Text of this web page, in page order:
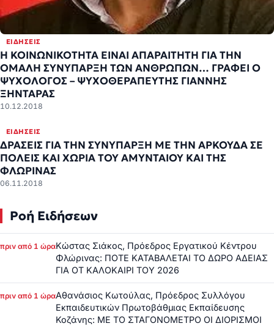
ΕΙΔΉΣΕΙΣ
Η ΚΟΙΝΩΝΙΚΟΤΗΤΑ ΕΙΝΑΙ ΑΠΑΡΑΙΤΗΤΗ ΓΙΑ ΤΗΝ
ΟΜΑΛΗ ΣΥΝΥΠΑΡΞΗ ΤΩΝ ΑΝΘΡΩΠΩΝ… ΓΡΑΦΕΙ Ο
ΨΥΧΟΛΟΓΟΣ – ΨΥΧΟΘΕΡΑΠΕΥΤΗΣ ΓΙΑΝΝΗΣ
ΞΗΝΤΑΡΑΣ
10.12.2018
ΕΙΔΉΣΕΙΣ
ΔΡΑΣΕΙΣ ΓΙΑ ΤΗΝ ΣΥΝΥΠΑΡΞΗ ΜΕ ΤΗΝ ΑΡΚΟΥΔΑ ΣΕ
ΠΟΛΕΙΣ ΚΑΙ ΧΩΡΙΑ ΤΟΥ ΑΜΥΝΤΑΙΟΥ ΚΑΙ ΤΗΣ
ΦΛΩΡΙΝΑΣ
06.11.2018
Ροή Ειδήσεων
πριν από 1 ώραΚώστας Σιάκος, Πρόεδρος Εργατικού Κέντρου
Φλώρινας: ΠΟΤΕ ΚΑΤΑΒΑΛΕΤΑΙ ΤΟ ΔΩΡΟ ΑΔΕΙΑΣ
ΓΙΑ ΟΤ ΚΑΛΟΚΑΙΡΙ ΤΟΥ 2026
πριν από 1 ώραΑθανάσιος Κωτούλας, Πρόεδρος Συλλόγου
Εκπαιδευτικών Πρωτοβάθμιας Εκπαίδευσης
Κοζάνης: ΜΕ ΤΟ ΣΤΑΓΟΝΟΜΕΤΡΟ ΟΙ ΔΙΟΡΙΣΜΟΙ